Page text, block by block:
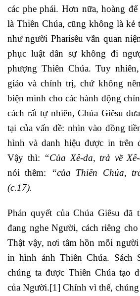
các phe phái. Hơn nữa, hoàng
là Thiên Chúa, cũng không là kẻ
như người Pharisêu vẫn quan
phục luật dân sự không đi
phượng Thiên Chúa. Tuy
giáo và chính trị, chứ không
biện minh cho các hành động
cách rất tự nhiên, Chúa Giêsu
tại của vấn đề: nhìn vào đồng
hình và danh hiệu được in trên
Vậy thì: “Của Xê-da, trả về
nói thêm: “của Thiên Chúa,
(c.17).
Phán quyết của Chúa Giêsu đã
đang nghe Người, cách riêng
Thật vậy, nơi tâm hồn mỗi
in hình ảnh Thiên Chúa. Sách
chúng ta được Thiên Chúa tạo
của Người.[1] Chính vì thế, chúng